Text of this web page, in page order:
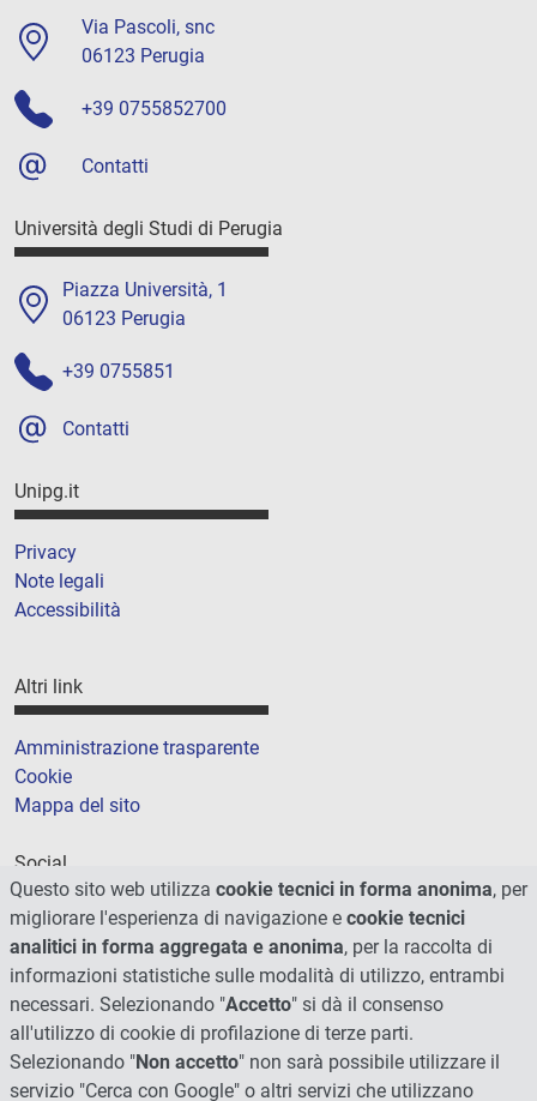
Via Pascoli, snc
06123 Perugia
+39 0755852700
Contatti
Università degli Studi di Perugia
Piazza Università, 1
06123 Perugia
+39 0755851
Contatti
Unipg.it
Privacy
Note legali
Accessibilità
Altri link
Amministrazione trasparente
Cookie
Mappa del sito
Social
Questo sito web utilizza cookie tecnici in forma anonima, per
migliorare l'esperienza di navigazione e cookie tecnici
analitici in forma aggregata e anonima, per la raccolta di
informazioni statistiche sulle modalità di utilizzo, entrambi
necessari. Selezionando "Accetto" si dà il consenso
all'utilizzo di cookie di profilazione di terze parti.
Selezionando "Non accetto" non sarà possibile utilizzare il
servizio "Cerca con Google" o altri servizi che utilizzano